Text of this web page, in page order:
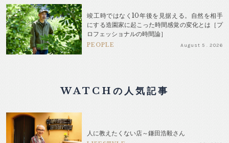
竣工時ではなく10年後を見据える。自然を相手
にする造園家に起こった時間感覚の変化とは［プ
ロフェッショナルの時間論］
PEOPLE August 5 . 2026
WATCHの人気記事
人に教えたくない店～鎌田浩毅さん